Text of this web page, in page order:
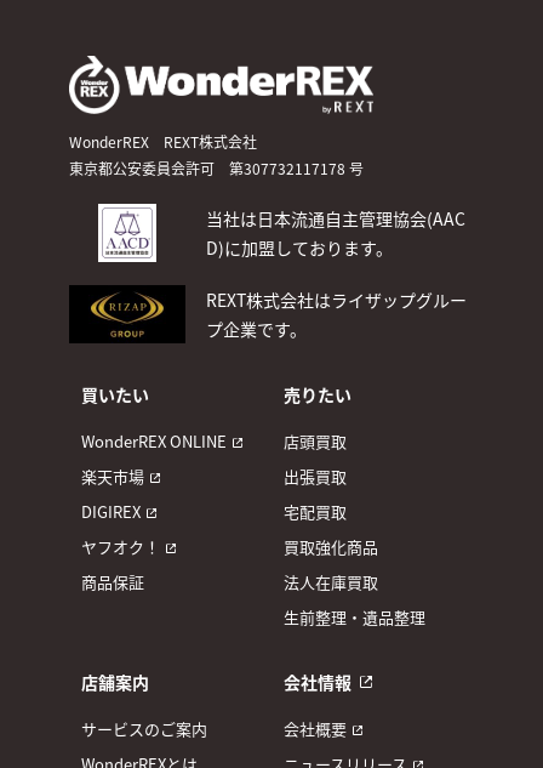
WonderREX REXT株式会社
東京都公安委員会許可 第307732117178 号
当社は日本流通自主管理協会(AAC
D)に加盟しております。
REXT株式会社はライザップグルー
プ企業です。
買いたい
WonderREX ONLINE
楽天市場
DIGIREX
ヤフオク！
商品保証
売りたい
店頭買取
出張買取
宅配買取
買取強化商品
法人在庫買取
生前整理・遺品整理
店舗案内
サービスのご案内
会社情報
会社概要